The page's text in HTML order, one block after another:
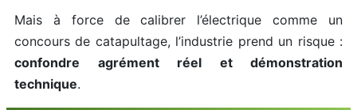
Mais à force de calibrer l’électrique comme un
concours de catapultage, l’industrie prend un risque :
confondre agrément réel et démonstration
technique.